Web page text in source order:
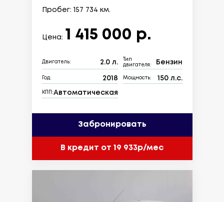
Пробег: 157 734 км.
Цена: 1 415 000 р.
Двигатель: 2.0 л.
Тип
двигателя:
Бензин
Год: 2018 Мощность: 150 л.с.
КПП:Автоматическая
Забронировать
В кредит от 19 933р/мес